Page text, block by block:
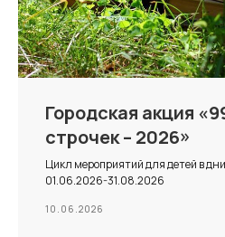
Городская акция
строчек – 2026»
Цикл мероприятий для детей в
01.06.2026-31.08.2026
10.06.2026